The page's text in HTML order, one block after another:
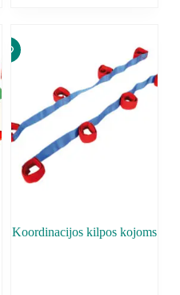
Koordinacijos kilpos kojoms